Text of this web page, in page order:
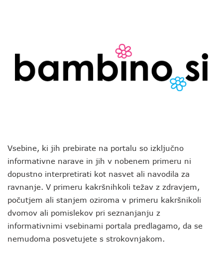
Vsebine, ki jih prebirate na portalu so izključno
informativne narave in jih v nobenem primeru ni
dopustno interpretirati kot nasvet ali navodila za
ravnanje. V primeru kakršnihkoli težav z zdravjem,
počutjem ali stanjem oziroma v primeru kakršnikoli
dvomov ali pomislekov pri seznanjanju z
informativnimi vsebinami portala predlagamo, da se
nemudoma posvetujete s strokovnjakom.